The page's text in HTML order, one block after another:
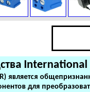
International
является
для